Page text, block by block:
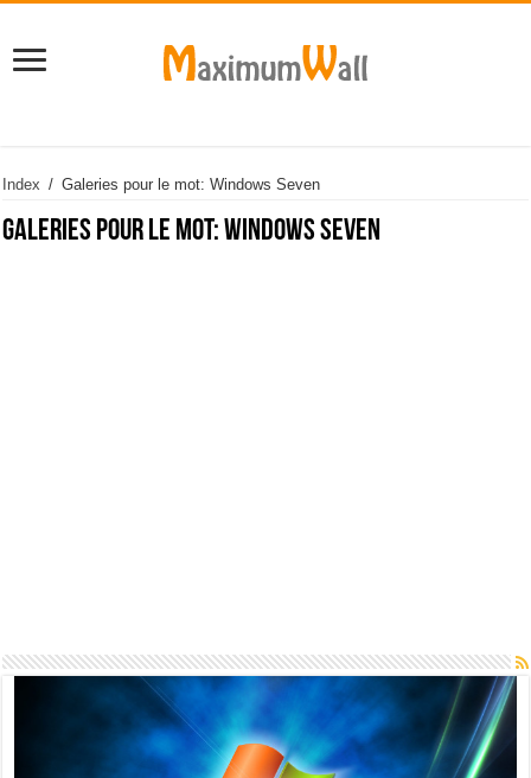
Index / Galeries pour le mot: Windows Seven
Galeries pour le mot:Windows Seven